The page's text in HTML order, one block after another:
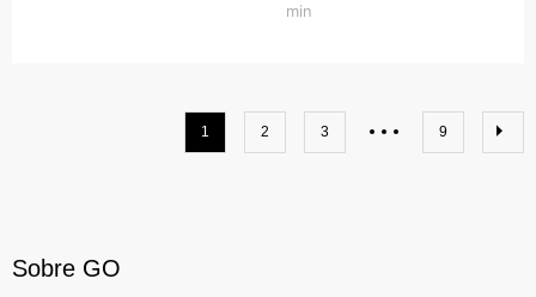
min
1 2 3 9
Sobre GO